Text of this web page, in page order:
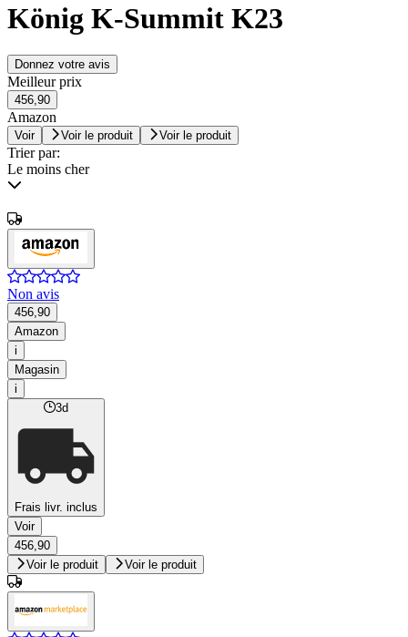
König K-Summit K23
Donnez votre avis
Meilleur prix
456,90
Amazon
Voir Voir le produit Voir le produit
Trier par:
Le moins cher
Non avis
456,90
Amazon
i
Magasin
i
3d
Frais livr. inclus
Voir
456,90
Voir le produit
Voir le produit